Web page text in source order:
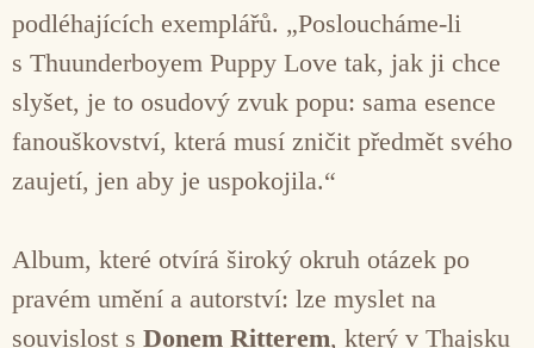
podléhajících exemplářů. „Posloucháme-li
s Thuunderboyem Puppy Love tak, jak ji chce
slyšet, je to osudový zvuk popu: sama esence
fanouškovství, která musí zničit předmět svého
zaujetí, jen aby je uspokojila.“
Album, které otvírá široký okruh otázek po
pravém umění a autorství: lze myslet na
souvislost s Donem Ritterem, který v Thajsku